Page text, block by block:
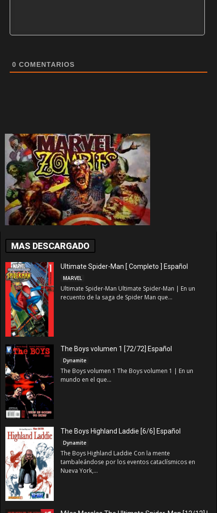
0 COMENTARIOS
MAS DESCARGADO
Ultimate Spider-Man [ Completo ] Español
MARVEL
Ultimate Spider-Man Ultimate Spider-Man | En un
recuento de la saga de Spider Man que...
The Boys volumen 1 [72/72] Español
Dynamite
The Boys volumen 1 The Boys volumen 1 | En un
mundo en el que...
The Boys Highland Laddie [6/6] Español
Dynamite
The Boys Highland Laddie Con la mente
tambaleándose por los eventos cataclísmicos en
Nueva York,...